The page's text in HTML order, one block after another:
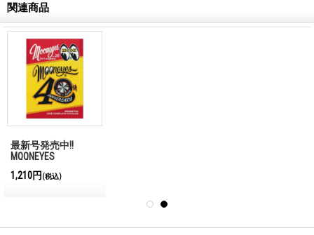
関連商品
最新号発売中!!
MQQNEYES
Magazine No.28 2026
1,210円(税込)